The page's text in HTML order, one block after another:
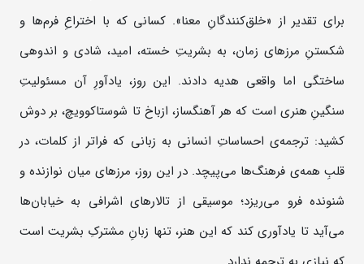
برای تقدیر از «خلق‌کنندگانِ معنا». کسانی که با اختراعِ فرم‌ها و
شکستنِ مرزهای زمان، به بشریتِ خسته، امید، شادی و اندوهی
ساختگی اما واقعی هدیه دادند. این روز، یادآورِ آن مسئولیتِ
سنگینِ هنری است که هر آهنگساز، ازباخ تا شوستاکوویچ، بر دوش
کشید: ترجمه‌ی احساساتِ انسانی به زبانی که فراتر از کلمات، در
قلبِ همه‌ی فرهنگ‌ها می‌پیچد. در این روز، مرزهای میان نوازنده و
شنونده فرو می‌ریزد؛ موسیقی از تالارهای اشرافی به خیابان‌ها
می‌آید تا یادآوری کند که این هنر، تنها زبانِ مشترکِ بشریت است